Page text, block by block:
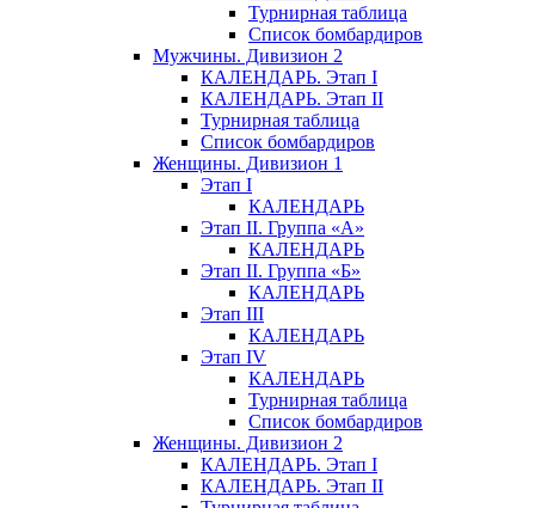
Турнирная таблица
Список бомбардиров
Мужчины. Дивизион 2
КАЛЕНДАРЬ. Этап I
КАЛЕНДАРЬ. Этап II
Турнирная таблица
Список бомбардиров
Женщины. Дивизион 1
Этап I
КАЛЕНДАРЬ
Этап II. Группа «А»
КАЛЕНДАРЬ
Этап II. Группа «Б»
КАЛЕНДАРЬ
Этап III
КАЛЕНДАРЬ
Этап IV
КАЛЕНДАРЬ
Турнирная таблица
Список бомбардиров
Женщины. Дивизион 2
КАЛЕНДАРЬ. Этап I
КАЛЕНДАРЬ. Этап II